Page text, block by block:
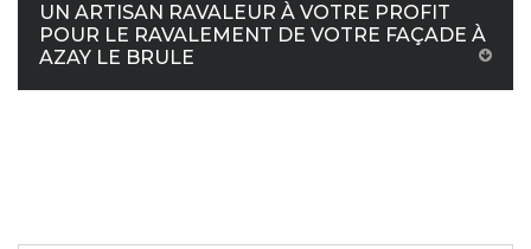
UN ARTISAN RAVALEUR À VOTRE PROFIT
POUR LE RAVALEMENT DE VOTRE FAÇADE À
AZAY LE BRULE